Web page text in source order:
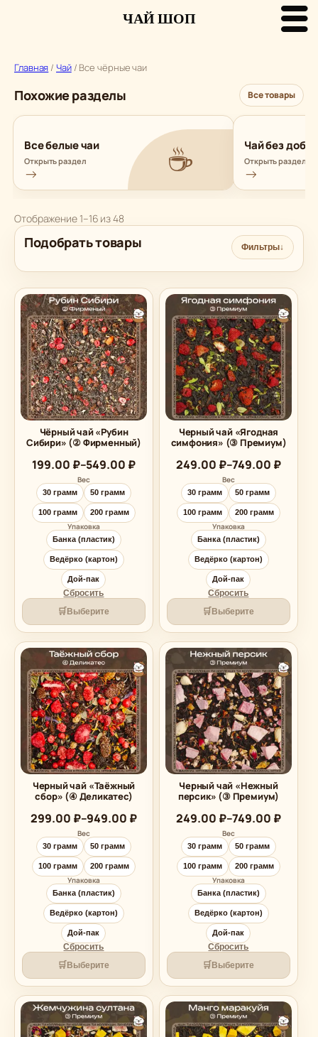
Главная /Чай/ Все чёрные чаи
Похожие разделы Все товары
☕
Все белые чаи
Открыть раздел
→
Чай без
Открыть раздел
→
Отображение 1–16 из 48Сортировка:
недавние
Подобрать товары Фильтры↓
Чёрный чай «Рубин
Сибири» (② Фирменный)
199.00 ₽–549.00 ₽
Диапазон
цен:
199.00 ₽
–
549.00 ₽
Вес
30 грамм 50 грамм
100 грамм 200 грамм
Упаковка
Банка (пластик)
Ведёрко (картон)
Дой-пак
Сбросить
🛒Выберите
Черный чай «Ягодная
симфония» (③ Премиум)
249.00 ₽–749.00 ₽
Диапазон
цен:
249.00 ₽
–
749.00 ₽
Вес
30 грамм 50 грамм
100 грамм 200 грамм
Упаковка
Банка (пластик)
Ведёрко (картон)
Дой-пак
Сбросить
🛒Выберите
Черный чай «Таёжный
сбор» (④ Деликатес)
299.00 ₽–949.00 ₽
Диапазон
цен:
299.00 ₽
–
949.00 ₽
Вес
30 грамм 50 грамм
100 грамм 200 грамм
Упаковка
Банка (пластик)
Ведёрко (картон)
Дой-пак
Сбросить
🛒Выберите
Черный чай «Нежный
персик» (③ Премиум)
249.00 ₽–749.00 ₽
Диапазон
цен:
249.00 ₽
–
749.00 ₽
Вес
30 грамм 50 грамм
100 грамм 200 грамм
Упаковка
Банка (пластик)
Ведёрко (картон)
Дой-пак
Сбросить
🛒Выберите
ЧАЙ ШОП